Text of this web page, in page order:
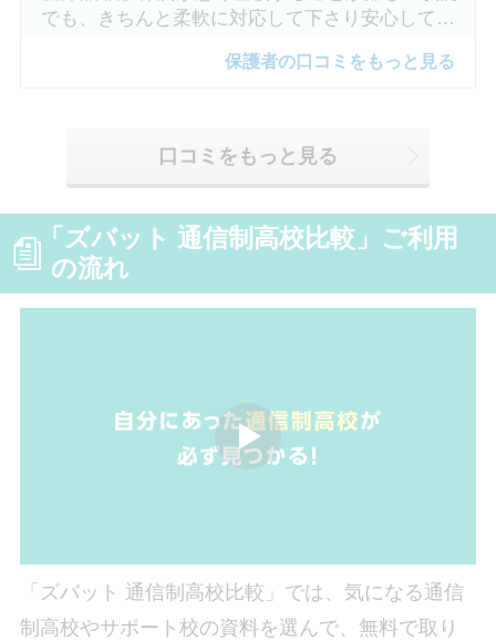
でも、きちんと柔軟に対応して下さり安心して進
保護者の口コミをもっと見る
口コミをもっと見る
「ズバット 通信制高校比較」ご利用
の流れ
「ズバット 通信制高校比較」では、気になる通信
制高校やサポート校の資料を選んで、無料で取り